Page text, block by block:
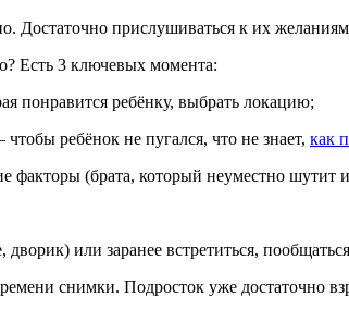
Достаточно прислушиваться к их
Есть 3 ключевых момента:
понравится ребёнку, выбрать локацию;
ребёнок не пугался, что не знает, как
(брата, который неуместно шутит
или заранее встретиться,
снимки. Подросток уже достаточно